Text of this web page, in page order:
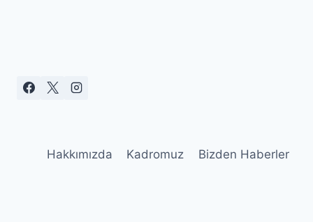
Hakkımızda Kadromuz Bizden Haberler